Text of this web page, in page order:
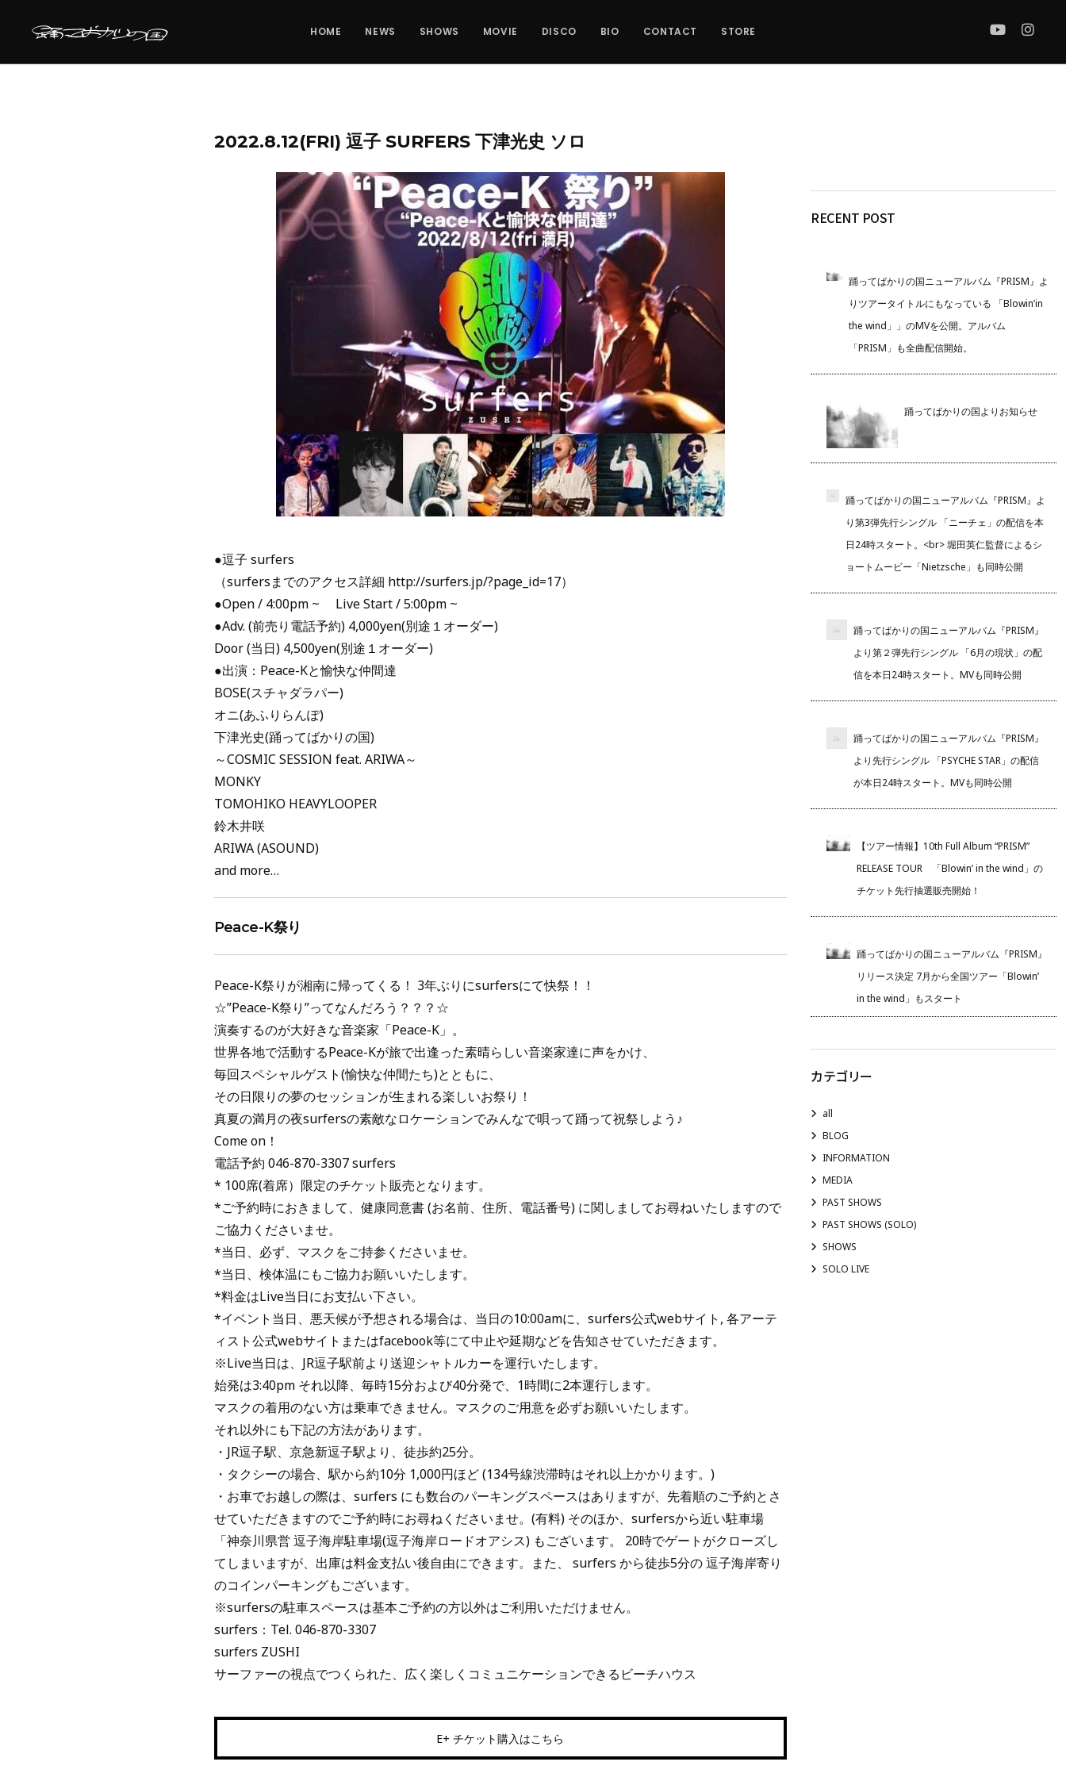
HOME NEWS SHOWS MOVIE DISCO BIO CONTACT STORE
2022.8.12(FRI) 逗子 SURFERS 下津光史 ソロ
●逗子 surfers
（surfersまでのアクセス詳細 http://surfers.jp/?page_id=17）
●Open / 4:00pm ~ Live Start / 5:00pm ~
●Adv. (前売り電話予約) 4,000yen(別途１オーダー)
Door (当日) 4,500yen(別途１オーダー)
●出演：Peace-Kと愉快な仲間達
BOSE(スチャダラパー)
オニ(あふりらんぽ)
下津光史(踊ってばかりの国)
～COSMIC SESSION feat. ARIWA～
MONKY
TOMOHIKO HEAVYLOOPER
鈴木井咲
ARIWA (ASOUND)
and more…
Peace-K祭り
Peace-K祭りが湘南に帰ってくる！ 3年ぶりにsurfersにて快祭！！
☆”Peace-K祭り”ってなんだろう？？？☆
演奏するのが大好きな音楽家「Peace-K」。
世界各地で活動するPeace-Kが旅で出逢った素晴らしい音楽家達に声をかけ、
毎回スペシャルゲスト(愉快な仲間たち)とともに、
その日限りの夢のセッションが生まれる楽しいお祭り！
真夏の満月の夜surfersの素敵なロケーションでみんなで唄って踊って祝祭しよう♪
Come on！
電話予約 046-870-3307 surfers
* 100席(着席）限定のチケット販売となります。
*ご予約時におきまして、健康同意書 (お名前、住所、電話番号) に関しましてお尋ねいたしますので
ご協力くださいませ。
*当日、必ず、マスクをご持参くださいませ。
*当日、検体温にもご協力お願いいたします。
*料金はLive当日にお支払い下さい。
*イベント当日、悪天候が予想される場合は、当日の10:00amに、surfers公式webサイト, 各アーテ
ィスト公式webサイトまたはfacebook等にて中止や延期などを告知させていただきます。
※Live当日は、JR逗子駅前より送迎シャトルカーを運行いたします。
始発は3:40pm それ以降、毎時15分および40分発で、1時間に2本運行します。
マスクの着用のない方は乗車できません。マスクのご用意を必ずお願いいたします。
それ以外にも下記の方法があります。
・JR逗子駅、京急新逗子駅より、徒歩約25分。
・タクシーの場合、駅から約10分 1,000円ほど (134号線渋滞時はそれ以上かかります。)
・お車でお越しの際は、surfers にも数台のパーキングスペースはありますが、先着順のご予約とさ
せていただきますのでご予約時にお尋ねくださいませ。(有料) そのほか、surfersから近い駐車場
「神奈川県営 逗子海岸駐車場(逗子海岸ロードオアシス) もございます。 20時でゲートがクローズし
てしまいますが、出庫は料金支払い後自由にできます。また、 surfers から徒歩5分の 逗子海岸寄り
のコインパーキングもございます。
※surfersの駐車スペースは基本ご予約の方以外はご利用いただけません。
surfers：Tel. 046-870-3307
surfers ZUSHI
サーファーの視点でつくられた、広く楽しくコミュニケーションできるビーチハウス
E+ チケット購入はこちら
RECENT POST
踊ってばかりの国ニューアルバム『PRISM』よ
りツアータイトルにもなっている 「Blowin’in
the wind」」のMVを公開。アルバム
「PRISM」も全曲配信開始。
踊ってばかりの国よりお知らせ
踊ってばかりの国ニューアルバム『PRISM』よ
り第3弾先行シングル 「ニーチェ」の配信を本
日24時スタート。<br> 堀田英仁監督によるシ
ョートムービー「Nietzsche」も同時公開
踊ってばかりの国ニューアルバム『PRISM』
より第２弾先行シングル 「6月の現状」の配
信を本日24時スタート。MVも同時公開
踊ってばかりの国ニューアルバム『PRISM』
より先行シングル 「PSYCHE STAR」の配信
が本日24時スタート。MVも同時公開
【ツアー情報】10th Full Album “PRISM”
RELEASE TOUR 「Blowin’ in the wind」の
チケット先行抽選販売開始！
踊ってばかりの国ニューアルバム『PRISM』
リリース決定 7月から全国ツアー「Blowin’
in the wind」もスタート
カテゴリー
all
BLOG
INFORMATION
MEDIA
PAST SHOWS
PAST SHOWS (SOLO)
SHOWS
SOLO LIVE